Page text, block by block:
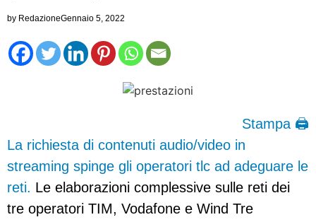
by RedazioneGennaio 5, 2022
Stampa 🖨
La richiesta di contenuti audio/video in
streaming spinge gli operatori tlc ad adeguare le
reti. Le elaborazioni complessive sulle reti dei
tre operatori TIM, Vodafone e Wind Tre